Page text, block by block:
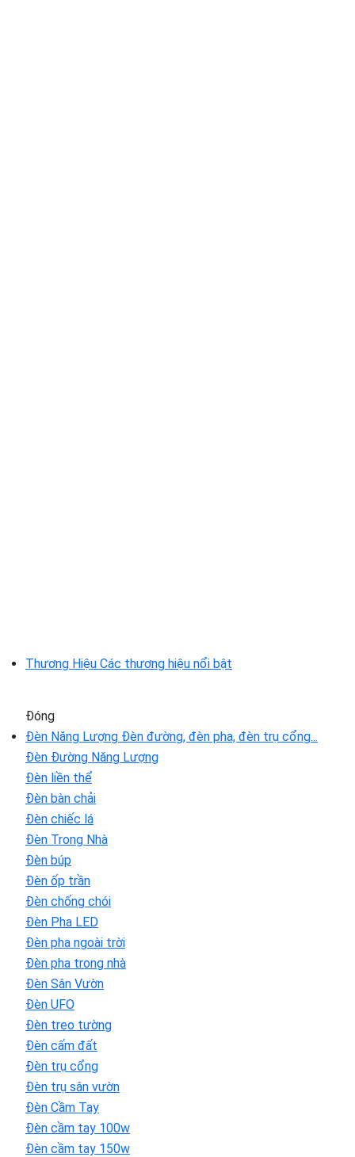
Thương Hiệu Các thương hiệu nổi bật
Đóng
Đèn Năng Lượng Đèn đường, đèn pha, đèn trụ cổng...
Đèn Đường Năng Lượng
Đèn liền thể
Đèn bàn chải
Đèn chiếc lá
Đèn Trong Nhà
Đèn búp
Đèn ốp trần
Đèn chống chói
Đèn Pha LED
Đèn pha ngoài trời
Đèn pha trong nhà
Đèn Sân Vườn
Đèn UFO
Đèn treo tường
Đèn cấm đất
Đèn trụ cổng
Đèn trụ sân vườn
Đèn Cầm Tay
Đèn cầm tay 100w
Đèn cầm tay 150w